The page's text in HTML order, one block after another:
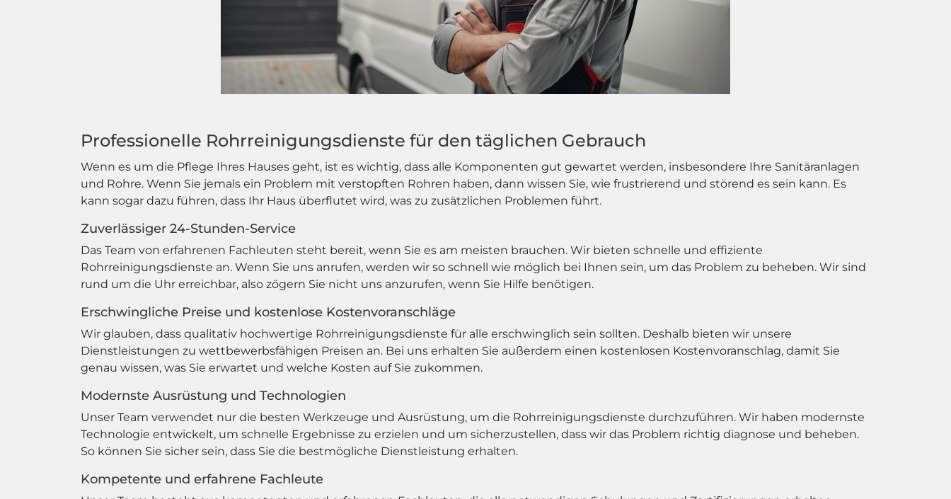
Professionelle Rohrreinigungsdienste für den täglichen Gebrauch
Wenn es um die Pflege Ihres Hauses geht, ist es wichtig, dass alle Komponenten gut gewartet werden, insbesondere Ihre Sanitäranlagen
und Rohre. Wenn Sie jemals ein Problem mit verstopften Rohren haben, dann wissen Sie, wie frustrierend und störend es sein kann. Es
kann sogar dazu führen, dass Ihr Haus überflutet wird, was zu zusätzlichen Problemen führt.
Zuverlässiger 24-Stunden-Service
Das Team von erfahrenen Fachleuten steht bereit, wenn Sie es am meisten brauchen. Wir bieten schnelle und effiziente
Rohrreinigungsdienste an. Wenn Sie uns anrufen, werden wir so schnell wie möglich bei Ihnen sein, um das Problem zu beheben. Wir sind
rund um die Uhr erreichbar, also zögern Sie nicht uns anzurufen, wenn Sie Hilfe benötigen.
Erschwingliche Preise und kostenlose Kostenvoranschläge
Wir glauben, dass qualitativ hochwertige Rohrreinigungsdienste für alle erschwinglich sein sollten. Deshalb bieten wir unsere
Dienstleistungen zu wettbewerbsfähigen Preisen an. Bei uns erhalten Sie außerdem einen kostenlosen Kostenvoranschlag, damit Sie
genau wissen, was Sie erwartet und welche Kosten auf Sie zukommen.
Modernste Ausrüstung und Technologien
Unser Team verwendet nur die besten Werkzeuge und Ausrüstung, um die Rohrreinigungsdienste durchzuführen. Wir haben modernste
Technologie entwickelt, um schnelle Ergebnisse zu erzielen und um sicherzustellen, dass wir das Problem richtig diagnose und beheben.
So können Sie sicher sein, dass Sie die bestmögliche Dienstleistung erhalten.
Kompetente und erfahrene Fachleute